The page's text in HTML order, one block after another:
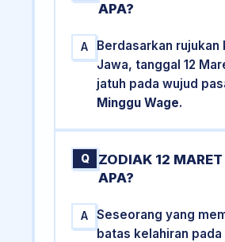
APA?
A
Berdasarkan rujukan
Jawa, tanggal 12
jatuh pada wujud
Minggu Wage.
Q
ZODIAK 12
APA?
A
Seseorang yang
batas kelahiran pada